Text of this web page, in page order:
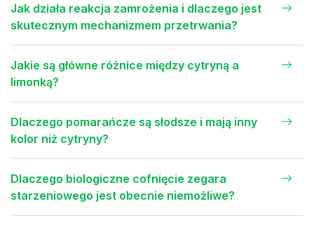
Jak działa reakcja zamrożenia i dlaczego jest
skutecznym mechanizmem przetrwania?
Jakie są główne różnice między cytryną a
limonką?
Dlaczego pomarańcze są słodsze i mają inny
kolor niż cytryny?
Dlaczego biologiczne cofnięcie zegara
starzeniowego jest obecnie niemożliwe?